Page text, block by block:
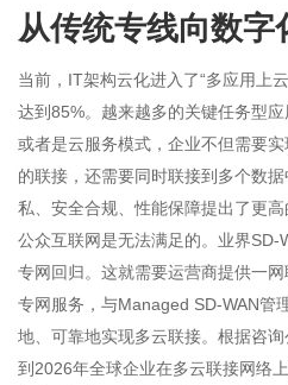
从传统专线向数字
当前，IT架构云化进入了“多应用上
达到85%。越来越多的关键任务型应
或者是云服务模式，企业不但需要
的联接，还需要同时联接到多个数
私、安全合规、性能保障提出了更
公众互联网是无法满足的。业界SD-
专网回归。这就需要运营商提供一
专网服务，与Managed SD-WAN管
地、可靠地实现多云联接。根据咨
到2026年全球企业在多云联接网络